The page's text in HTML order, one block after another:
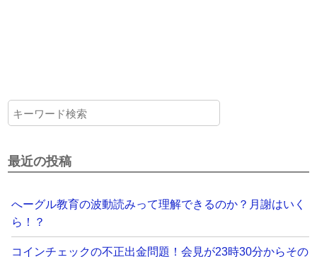
最近の投稿
へーグル教育の波動読みって理解できるのか？月謝はいく
ら！？
コインチェックの不正出金問題！会見が23時30分からその